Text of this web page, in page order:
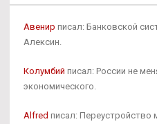
Авенир писал: Банковской
Алексин.
Колумбий писал: России не
экономического.
Alfred писал: Переустройство